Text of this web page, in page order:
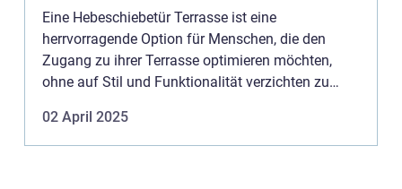
Eine Hebeschiebetür Terrasse ist eine
herrvorragende Option für Menschen, die den
Zugang zu ihrer Terrasse optimieren möchten,
ohne auf Stil und Funktionalität verzichten zu
wesentlich...
02 April 2025